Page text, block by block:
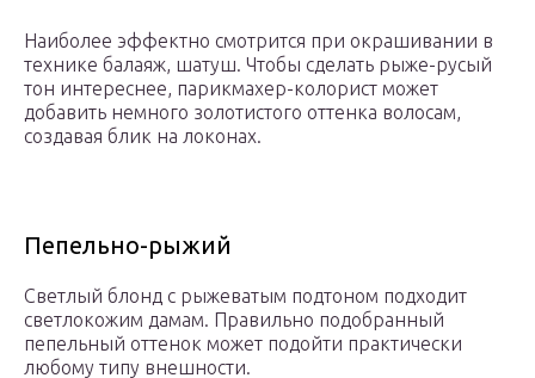
Наиболее эффектно смотрится при окрашивании в
технике балаяж, шатуш. Чтобы сделать рыже-русый
тон интереснее, парикмахер-колорист может
добавить немного золотистого оттенка волосам,
создавая блик на локонах.
Пепельно-рыжий
Светлый блонд с рыжеватым подтоном подходит
светлокожим дамам. Правильно подобранный
пепельный оттенок может подойти практически
любому типу внешности.